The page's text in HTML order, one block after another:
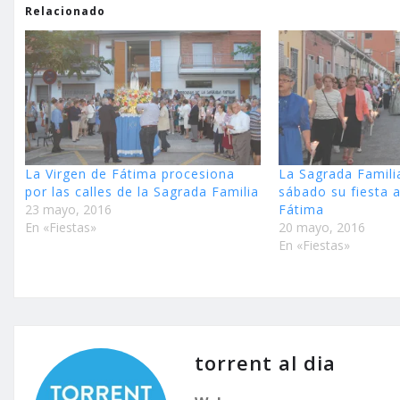
Relacionado
La Virgen de Fátima procesiona
por las calles de la Sagrada Familia
23 mayo, 2016
En «Fiestas»
La Sagrada
sábado su fiesta
Fátima
20 mayo, 2016
En «Fiestas»
torrent al dia